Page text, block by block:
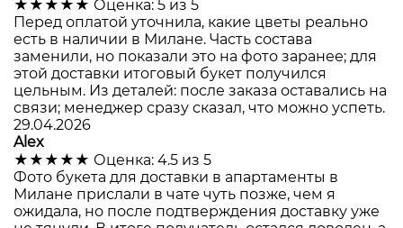
★★★★★ Оценка: 5 из 5
Перед оплатой уточнила, какие цветы реально
есть в наличии в Милане. Часть состава
заменили, но показали это на фото заранее; для
этой доставки итоговый букет получился
цельным. Из деталей: после заказа оставались на
связи; менеджер сразу сказал, что можно успеть.
29.04.2026
Alex
★★★★★ Оценка: 4.5 из 5
Фото букета для доставки в апартаменты в
Милане прислали в чате чуть позже, чем я
ожидала, но после подтверждения доставку уже